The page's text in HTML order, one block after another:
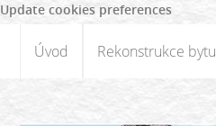
Update cookies preferences
Úvod Rekonstrukce bytu